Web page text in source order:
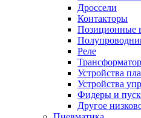
Дроссели
Контакторы
Позиционные
Реле
Устройства
Устройства
Фидеры и
Другое